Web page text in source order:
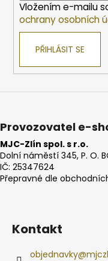
Vložením e-mailu
ochrany osobních
PŘIHLÁSIT SE
Provozovatel e-
MJC-Zlín spol. s r.o.
Dolní náměstí 345, P. O.
IČ: 25347624
Přepravné dle
Kontakt
objednavky@